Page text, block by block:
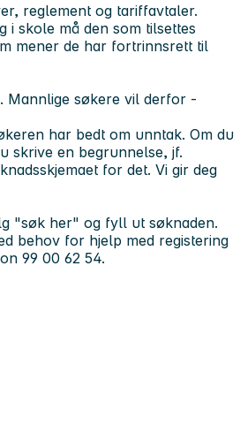
reglement og tariffavtaler.
i skole må den som tilsettes
mener de har fortrinnsrett til
Mannlige søkere vil derfor -
har bedt om unntak. Om du
skrive en begrunnelse, jf.
for det. Vi gir deg
"søk her" og fyll ut søknaden.
behov for hjelp med registering
99 00 62 54.